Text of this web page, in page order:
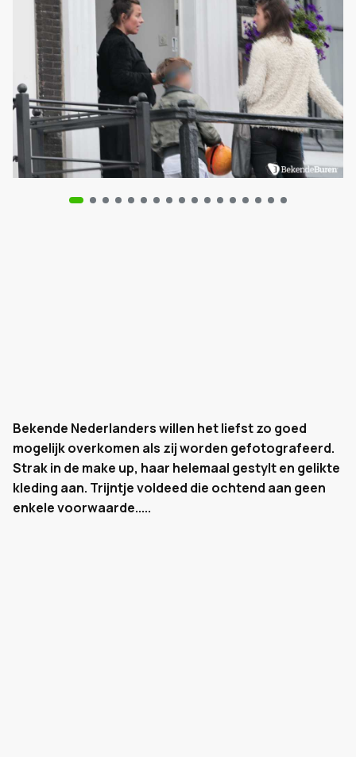
Bekende Nederlanders willen het liefst zo goed
mogelijk overkomen als zij worden gefotografeerd.
Strak in de make up, haar helemaal gestylt en gelikte
kleding aan. Trijntje voldeed die ochtend aan geen
enkele voorwaarde.....